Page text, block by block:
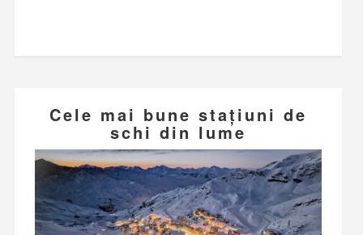
Cele mai bune stațiuni de
schi din lume